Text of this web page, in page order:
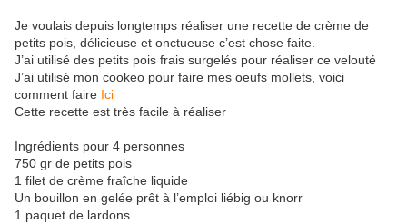
Je voulais depuis longtemps réaliser une recette de crème de
petits pois, délicieuse et onctueuse c’est chose faite.
J’ai utilisé des petits pois frais surgelés pour réaliser ce velouté
J’ai utilisé mon cookeo pour faire mes oeufs mollets, voici
comment faire Ici
Cette recette est très facile à réaliser
Ingrédients pour 4 personnes
750 gr de petits pois
1 filet de crème fraîche liquide
Un bouillon en gelée prêt à l’emploi liébig ou knorr
1 paquet de lardons